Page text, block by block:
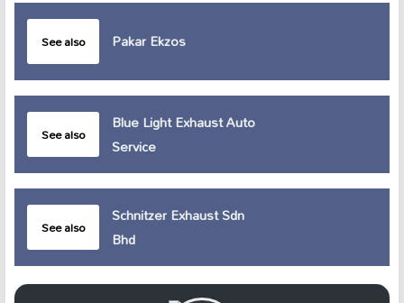
See also Pakar Ekzos
See also
Blue Light Exhaust Auto
Service
See also
Schnitzer Exhaust Sdn
Bhd